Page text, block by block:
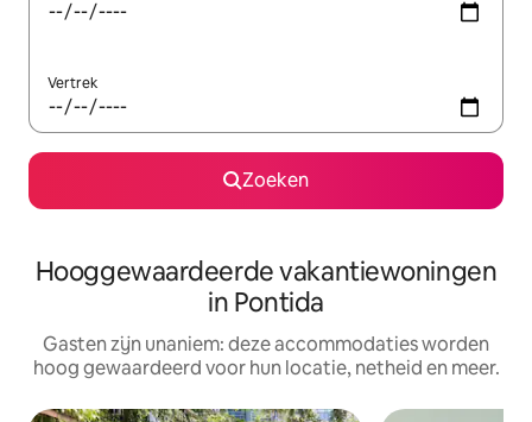
Vertrek
Zoeken
Hooggewaardeerde vakantiewoningen
in Pontida
Gasten zijn unaniem: deze accommodaties worden
hoog gewaardeerd voor hun locatie, netheid en meer.